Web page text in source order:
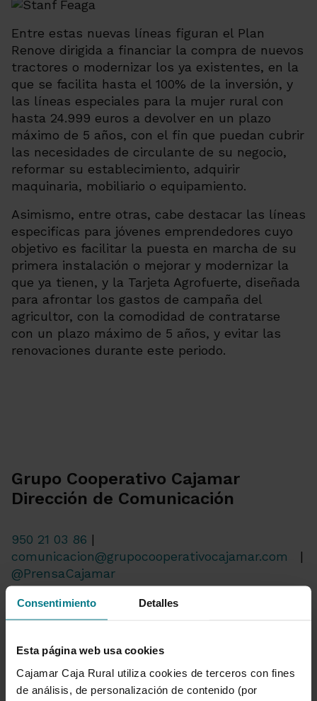
Consentimiento Detalles
Esta página web usa cookies
Cajamar Caja Rural utiliza cookies de terceros con fines
de análisis, de personalización de contenido (por
Entre estas nuevas líneas figuran el Plan
Renove dirigida a financiar la compra de nuevos
tractores o modernizar los ya existentes, en la
que se facilita hasta el 100% de la inversión, y
las líneas especiales para la mujer rural con
hasta 24.999 euros a devolver en un plazo
máximo de 5 años, con el fin que puedan cubrir
las necesidades de circulante de su negocio,
reformar su establecimiento, adquirir
maquinaria, mobiliario o equipamiento.
Asimismo, entre otras, cabe destacar las líneas
especificas para jóvenes emprendedores cuyo
objetivo es facilitar la puesta en marcha de su
primera instalación o mejorar y modernizar la
que ya tienen, y la Tarjeta Agrofuerte, diseñada
para afrontar los gastos de campaña del
agricultor, con la comodidad de contratarse
con un plazo máximo de 5 años, y evitar las
renovaciones durante este periodo.
Grupo Cooperativo Cajamar
Dirección de Comunicación
950 21 03 86 |
comunicacion@grupocooperativocajamar.com |
@PrensaCajamar